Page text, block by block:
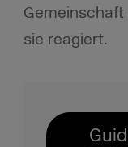
sie reagiert.